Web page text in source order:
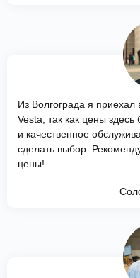
Из Волгограда я
Vesta, так как цены
и качественное
сделать выбор.
цены!